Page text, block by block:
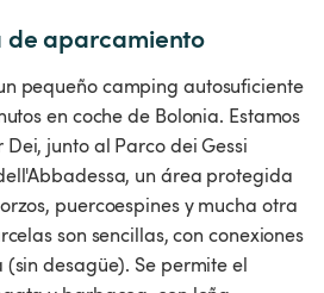
de aparcamiento
pequeño camping autosuficiente
en coche de Bolonia. Estamos
junto al Parco dei Gessi
un área protegida
puercoespines y mucha otra
son sencillas, con conexiones
desagüe). Se permite el